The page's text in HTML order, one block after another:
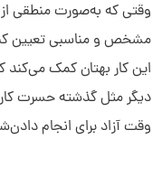
وقتی که به‌صورت منطقی از
مشخص و مناسبی تعیین
این کار بهتان کمک
دیگر مثل گذشته حسرت
وقت آزاد برای انجام